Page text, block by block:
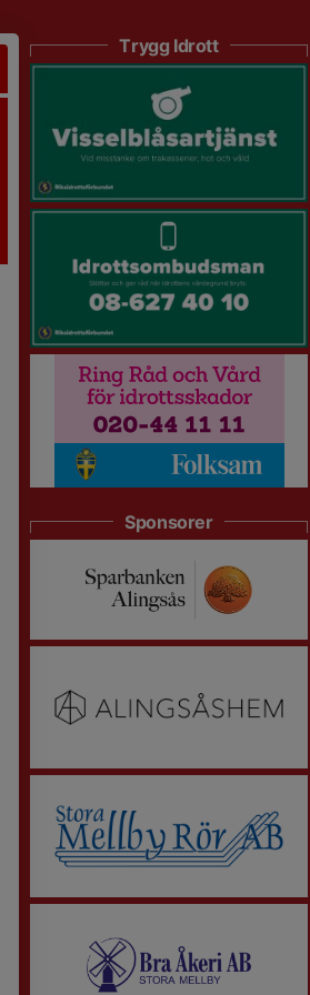
Trygg Idrott
Sponsorer